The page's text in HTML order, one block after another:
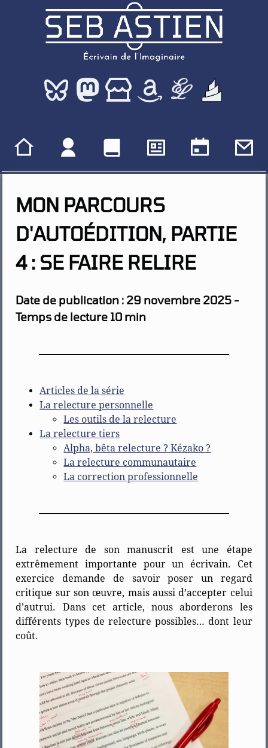
MON PARCOURS
D'AUTOÉDITION, PARTIE
4 : SE FAIRE RELIRE
Date de publication : 29 novembre 2025 -
Temps de lecture 10 min
Articles de la série
La relecture personnelle
Les outils de la relecture
La relecture tiers
Alpha, bêta relecture ? Kézako ?
La relecture communautaire
La correction professionnelle
La relecture de son manuscrit est une étape
extrêmement importante pour un écrivain. Cet
exercice demande de savoir poser un regard
critique sur son œuvre, mais aussi d’accepter celui
d’autrui. Dans cet article, nous aborderons les
différents types de relecture possibles… dont leur
coût.